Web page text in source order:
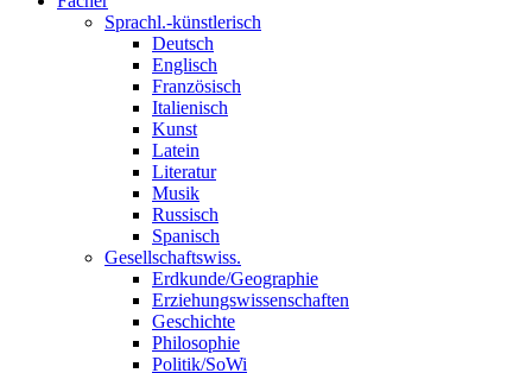
Sprachl.-künstlerisch
Deutsch
Englisch
Französisch
Italienisch
Kunst
Latein
Literatur
Musik
Russisch
Spanisch
Gesellschaftswiss.
Erdkunde/Geographie
Erziehungswissenschaften
Geschichte
Philosophie
Politik/SoWi